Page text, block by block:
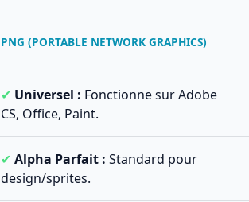
PNG (PORTABLE NETWORK GRAPHICS)
✔ Universel : Fonctionne sur Adobe
CS, Office, Paint.
✔ Alpha Parfait : Standard pour
design/sprites.